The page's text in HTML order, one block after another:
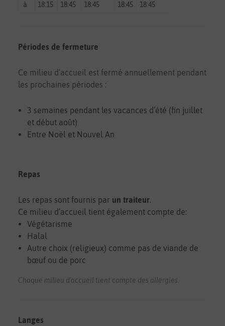
à 18:15 18:45 18:45 18:45 18:45
Périodes de fermeture
Ce milieu d’accueil est fermé annuellement pendant
les prochaines périodes :
3 semaines pendant les vacances d’été (fin juillet
et début août)
Entre Noël et Nouvel An
Repas
Les repas sont fournis par un traiteur.
Ce milieu d’accueil tient également compte de:
Végétarisme
Halal
Autre choix (religieux) comme pas de viande de
bœuf ou de porc
Chaque milieu d'accueil tient compte des allergies.
Langes